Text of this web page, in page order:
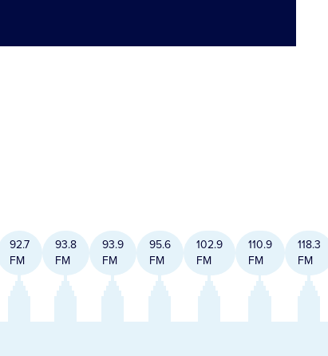
92.7
FM
93.8
FM
93.9
FM
95.6
FM
102.9
FM
110.9
FM
118.3
FM